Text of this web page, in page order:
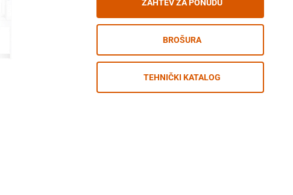
ZAHTEV ZA PONUDU
BROŠURA
TEHNIČKI KATALOG